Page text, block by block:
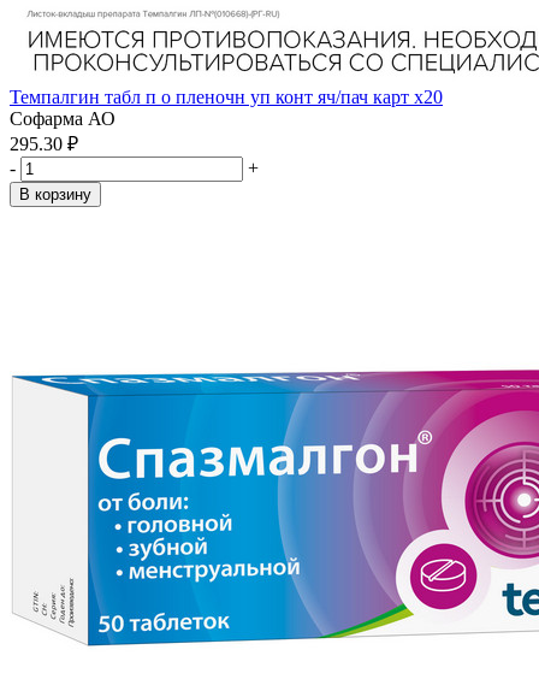
Темпалгин табл п о пленочн уп конт яч/пач карт x20
Софарма АО
295.30 ₽
-
+
В корзину